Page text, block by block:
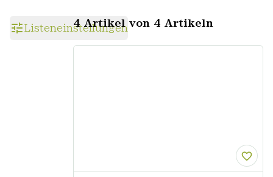
Listeneinstellungen
4 Artikel von 4 Artikeln